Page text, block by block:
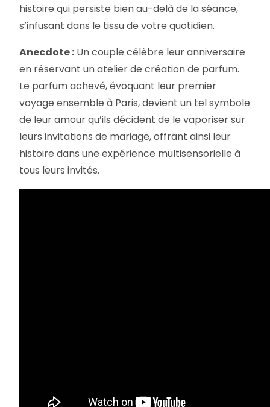
histoire qui persiste bien au-delà de la séance,
s’infusant dans le tissu de votre quotidien.
Anecdote : Un couple célèbre leur anniversaire
en réservant un atelier de création de parfum.
Le parfum achevé, évoquant leur premier
voyage ensemble à Paris, devient un tel symbole
de leur amour qu’ils décident de le vaporiser sur
leurs invitations de mariage, offrant ainsi leur
histoire dans une expérience multisensorielle à
tous leurs invités.